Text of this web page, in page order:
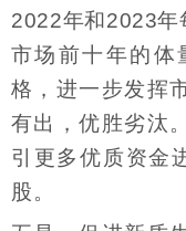
2022年和2023年
市场前十年的体
格，进一步发挥
有出，优胜劣汰
引更多优质资金
股。